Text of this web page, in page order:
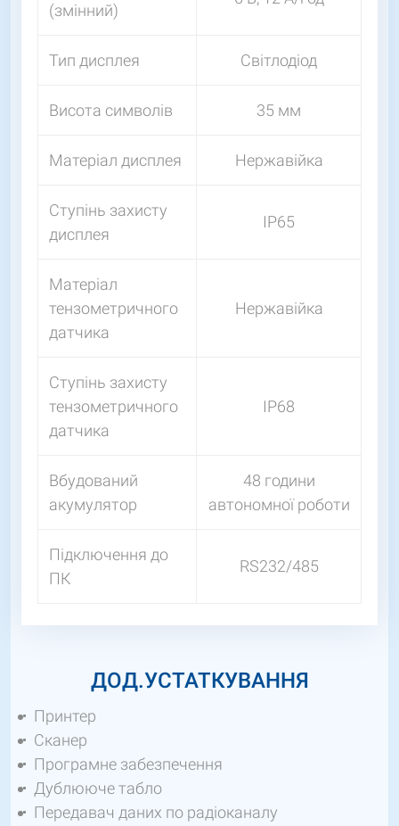
(змінний)
Тип дисплея Світлодіод
Висота символів 35 мм
Матеріал дисплея Нержавійка
Ступінь захисту
дисплея
IP65
Матеріал
тензометричного
датчика
Нержавійка
Ступінь захисту
тензометричного
датчика
IP68
Вбудований
акумулятор
48 години
автономної роботи
Підключення до
ПК
RS232/485
ДОД.УСТАТКУВАННЯ
Принтер
Сканер
Програмне забезпечення
Дублююче табло
Передавач даних по радіоканалу